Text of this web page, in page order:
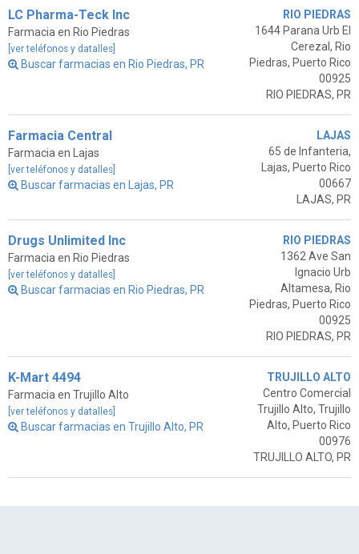
LC Pharma-Teck Inc
Farmacia en Rio Piedras
[ver teléfonos y datalles]
Buscar farmacias en Rio Piedras, PR
RIO PIEDRAS
1644 Parana Urb El
Cerezal, Rio
Piedras, Puerto Rico
00925
RIO PIEDRAS, PR
Farmacia Central
Farmacia en Lajas
[ver teléfonos y datalles]
Buscar farmacias en Lajas, PR
LAJAS
65 de Infanteria,
Lajas, Puerto Rico
00667
LAJAS, PR
Drugs Unlimited Inc
Farmacia en Rio Piedras
[ver teléfonos y datalles]
Buscar farmacias en Rio Piedras, PR
RIO PIEDRAS
1362 Ave San
Ignacio Urb
Altamesa, Rio
Piedras, Puerto Rico
00925
RIO PIEDRAS, PR
K-Mart 4494
Farmacia en Trujillo Alto
[ver teléfonos y datalles]
Buscar farmacias en Trujillo Alto, PR
TRUJILLO ALTO
Centro Comercial
Trujillo Alto, Trujillo
Alto, Puerto Rico
00976
TRUJILLO ALTO, PR